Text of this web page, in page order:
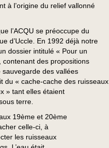
à l’origine du relief vallonné
l’ACQU se préoccupe du
d’Uccle. En 1992 déjà notre
dossier intitulé « Pour un
contenant des propositions
des vallées
du « cache-cache des ruisseaux
» tant elles étaient
terre.
19ème et 20ème
celle-ci, à
les ruisseaux